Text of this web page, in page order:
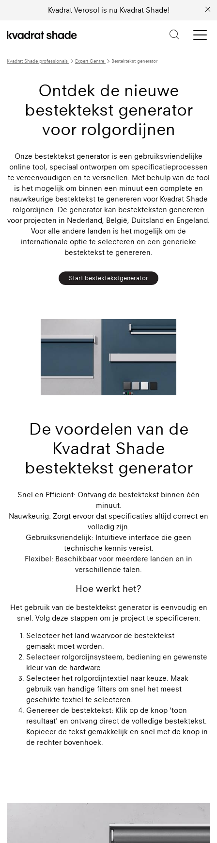
Kvadrat Verosol is nu Kvadrat Shade!
Kvadrat Shade professionals Expert Centre Bestektekst generator
Ontdek de nieuwe
bestektekst generator
voor rolgordijnen
Onze bestektekst generator is een gebruiksvriendelijke
online tool, speciaal ontworpen om specificatieprocessen
te vereenvoudigen en te versnellen. Met behulp van de tool
is het mogelijk om binnen een minuut een complete en
nauwkeurige bestektekst te genereren voor Kvadrat Shade
rolgordijnen. De generator kan bestekteksten genereren
voor projecten in Nederland, België, Duitsland en Engeland.
Voor alle andere landen is het mogelijk om de
internationale optie te selecteren en een generieke
bestektekst te genereren.
Start bestektekstgenerator
De voordelen van de
Kvadrat Shade
bestektekst generator
Snel en Efficiënt: Ontvang de bestektekst binnen één
minuut.
Nauwkeurig: Zorgt ervoor dat specificaties altijd correct en
volledig zijn.
Gebruiksvriendelijk: Intuïtieve interface die geen
technische kennis vereist.
Flexibel: Beschikbaar voor meerdere landen en in
verschillende talen.
Hoe werkt het?
Het gebruik van de bestektekst generator is eenvoudig en
snel. Volg deze stappen om je project te specificeren:
Selecteer het land waarvoor de bestektekst
gemaakt moet worden.
Selecteer rolgordijnsysteem, bediening en gewenste
kleur van de hardware
Selecteer het rolgordijntextiel naar keuze. Maak
gebruik van handige filters om snel het meest
geschikte textiel te selecteren.
Genereer de bestektekst: Klik op de knop 'toon
resultaat' en ontvang direct de volledige bestektekst.
Kopieëer de tekst gemakkelijk en snel met de knop in
de rechter bovenhoek.